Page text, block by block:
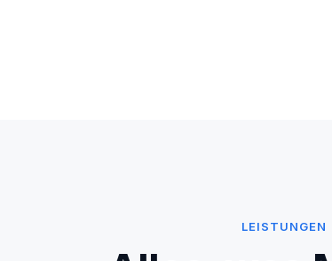
LEISTUNGEN